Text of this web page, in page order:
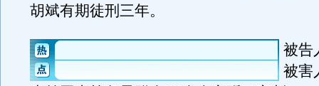
胡斌有期徒刑三年。
被告
被害